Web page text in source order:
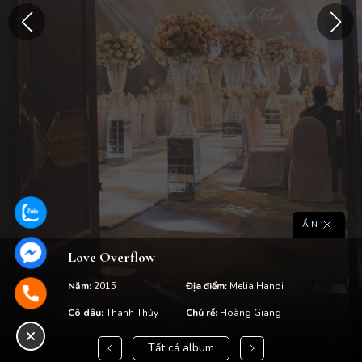
ẨN
Love Overflow
Năm:2015 Địa điểm:Melia Hanoi
Cô dâu:Thanh Thủy Chú rể:Hoàng Giang
Tất cả album